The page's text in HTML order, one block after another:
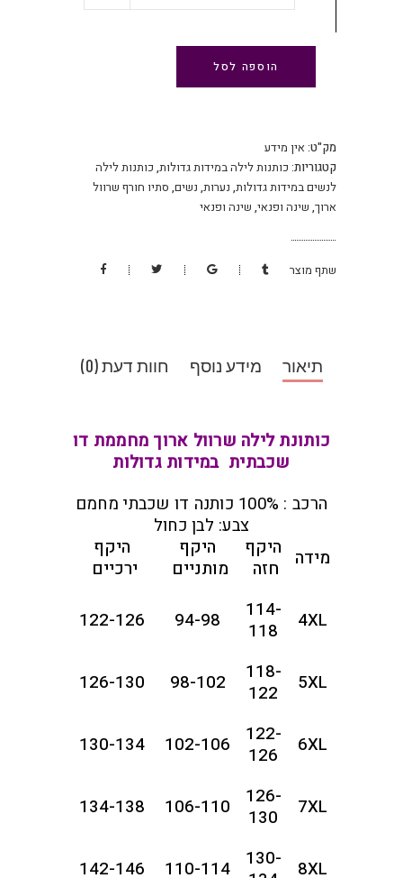
הוספה לסל
מק"ט: אין מידע
קטגוריות: כותנות לילה במידות גדולות, כותנות לילה
לנשים במידות גדולות, נערות, נשים, סתיו חורף שרוול
ארוך, שינה ופנאי, שינה ופנאי
שתף מוצר
תיאור מידע נוסף חוות דעת (0)
כותונת לילה שרוול ארוך מחממת דו
שכבתית במידות גדולות
הרכב : 100% כותנה דו שכבתי מחמם
צבע: לבן כחול
מידה
היקף
חזה
היקף
מותניים
היקף
ירכיים
4XL
114-
118
94-98
122-126
5XL
118-
122
98-102
126-130
6XL
122-
126
102-106
130-134
7XL
126-
130
106-110
134-138
8XL
130-
110-114
142-146